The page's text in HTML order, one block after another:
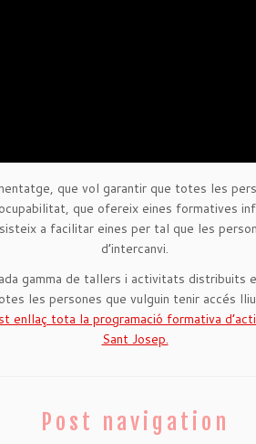
que vol garantir que totes les
que ofereix eines formatives
a facilitar eines per tal que les
d’intercanvi.
gamma de tallers i activitats
les persones que vulguin tenir accés
enllaç tota la programació formativa
Sant Josep.
Post navigation